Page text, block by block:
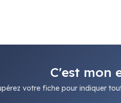
C'est mon
votre fiche pour indiquer